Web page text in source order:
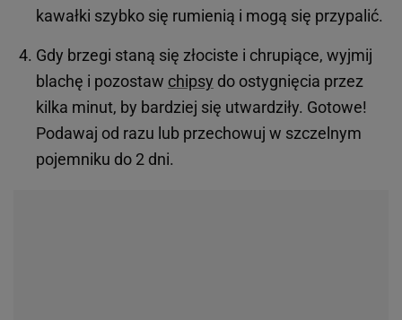
kawałki szybko się rumienią i mogą się przypalić.
Gdy brzegi staną się złociste i chrupiące, wyjmij
blachę i pozostaw chipsy do ostygnięcia przez
kilka minut, by bardziej się utwardziły. Gotowe!
Podawaj od razu lub przechowuj w szczelnym
pojemniku do 2 dni.